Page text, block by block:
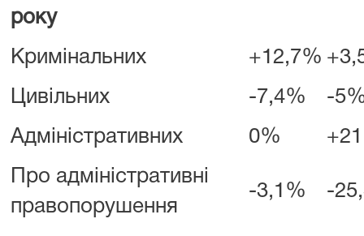
року
Кримінальних +12,7%
Цивільних -7,4% -
Адміністративних 0%
Про адміністративні
правопорушення
-3,1% -